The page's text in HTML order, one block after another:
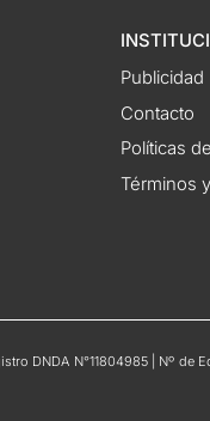
Publicidad
Contacto
Políticas
Términos
DNDA N°11804985 | Nº de